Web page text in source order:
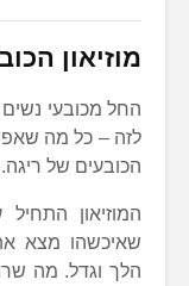
מוזיאון
לזה – כל מה
הכובעים של ריגה.
המוזיאון
שאיכשהו מצא